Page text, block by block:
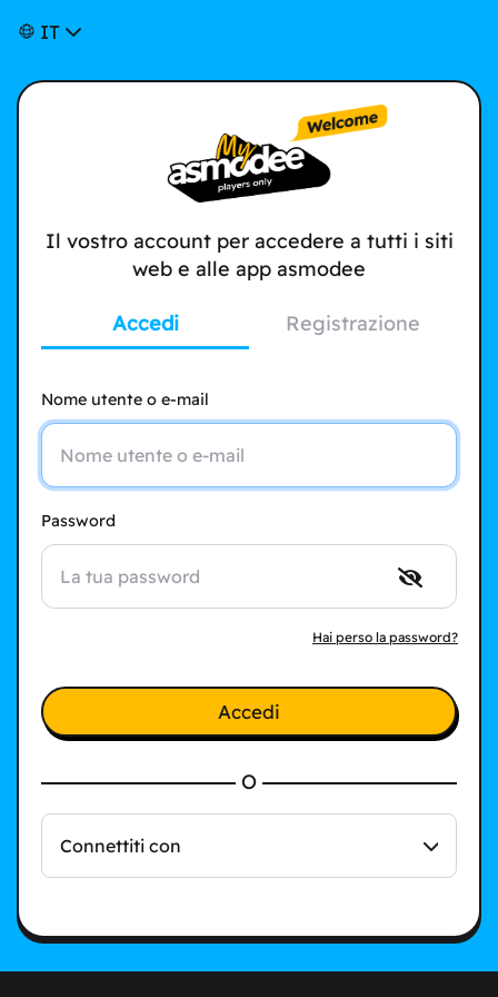
IT
Il vostro account per accedere a tutti i siti
web e alle app asmodee
Accedi Registrazione
Nome utente o e-mail
Password
Hai perso la password?
Accedi
O
Connettiti con